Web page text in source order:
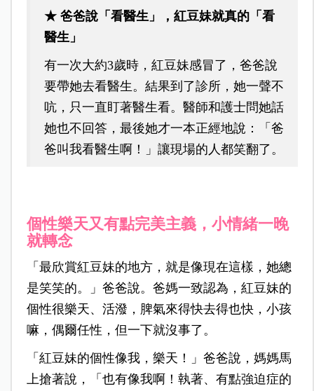
★ 爸爸說「看醫生」，紅豆妹就真的「看
醫生」
有一次大約3歲時，紅豆妹感冒了，爸爸說
要帶她去看醫生。結果到了診所，她一聲不
吭，只一直盯著醫生看。醫師和護士問她話
她也不回答，最後她才一本正經地說：「爸
爸叫我看醫生啊！」讓現場的人都笑翻了。
個性樂天又有點完美主義，小情緒一晚
就轉念
「最欣賞紅豆妹的地方，就是像現在這樣，她總
是笑笑的。」爸爸說。爸媽一致認為，紅豆妹的
個性很樂天、活潑，脾氣來得快去得也快，小孩
嘛，偶爾任性，但一下就沒事了。
「紅豆妹的個性像我，樂天！」爸爸說，媽媽馬
上搶著說，「也有像我啊！執著、有點強迫症的